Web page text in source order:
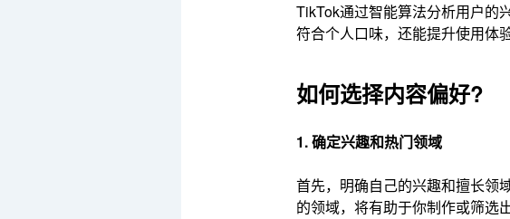
TikTok通过智能算法分析用户的
符合个人口味，还能提升使用体
如何选择内容偏好?
1. 确定兴趣和热门领域
首先，明确自己的兴趣和擅长领
的领域，将有助于你制作或筛选